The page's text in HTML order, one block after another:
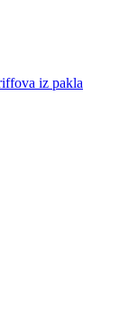
iz pakla